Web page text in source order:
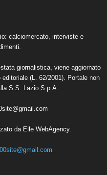
calciomercato, interviste e
giornalistica, viene aggiornato
(L. 62/2001). Portale non
S.S. Lazio S.p.A.
da Elle WebAgency.